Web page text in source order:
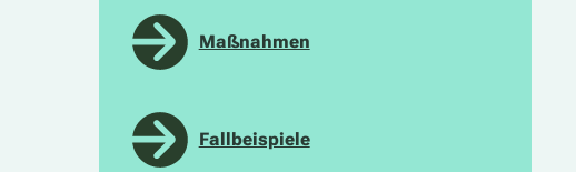
Maßnahmen
Fallbeispiele